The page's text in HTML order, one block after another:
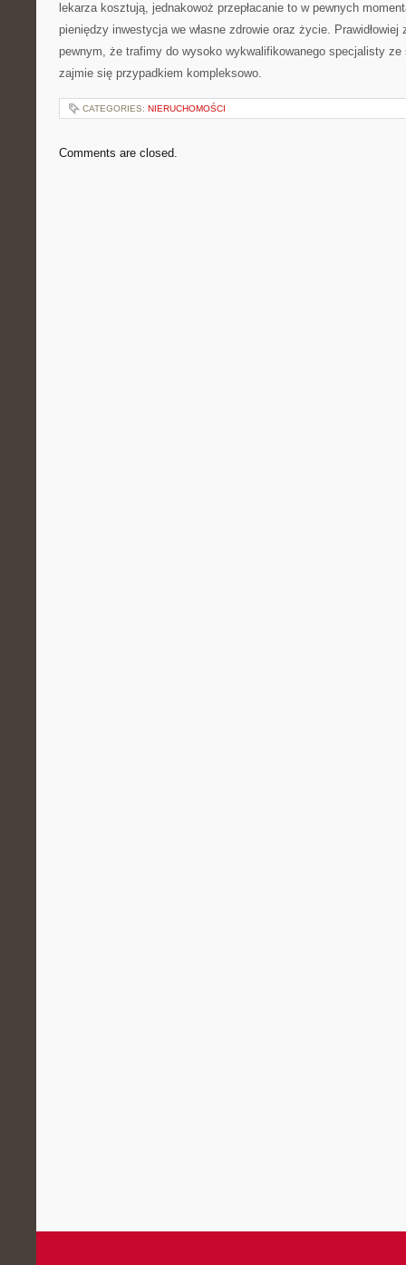
lekarza kosztują, jednakowoż przepłacanie to w pewnych
pieniędzy inwestycja we własne zdrowie oraz życie. Prawidłowiej
pewnym, że trafimy do wysoko wykwalifikowanego specjalisty
zajmie się przypadkiem kompleksowo.
CATEGORIES: NIERUCHOMOŚCI
Comments are closed.